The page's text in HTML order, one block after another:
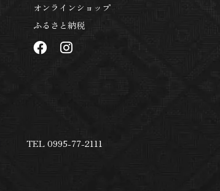
オンラインショップ
ふるさと納税
TEL 0995-77-2111